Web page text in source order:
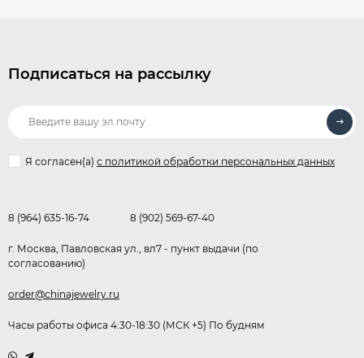
Подписаться на рассылку
Я согласен(a) с политикой обработки персональных данных
8 (964) 635-16-74 8 (902) 569-67-40
г. Москва, Павловская ул., вл7 - пункт выдачи (по
согласованию)
order@chinajewelry.ru
Часы работы офиса 4:30-18:30 (МСК +5) По будням